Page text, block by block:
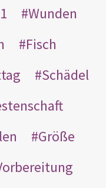
Wunden
Fisch
Schädel
Größe